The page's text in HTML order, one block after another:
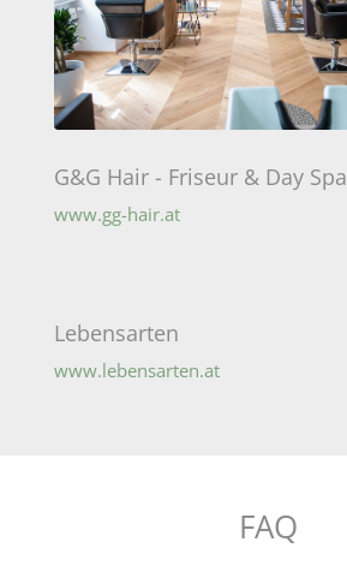
G&G Hair - Friseur & Day Spa
www.gg-hair.at
Lebensarten
www.lebensarten.at
FAQ